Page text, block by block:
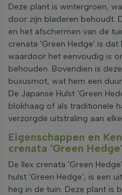
Deze plant is wintergroen,
door zijn bladeren behoudt.
en het afschermen van de
crenata 'Green Hedge' is dat
waardoor het eenvoudig is
behouden. Bovendien is
buxusmot, wat hem een
De Japanse Hulst 'Green
blokhaag of als traditionele
verzorgde uitstraling aan
Eigenschappen en
crenata 'Green Hedge'
De Ilex crenata 'Green
hulst 'Green Hedge', is een
heg in de tuin. Deze plant is